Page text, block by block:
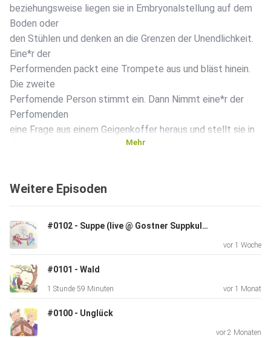
beziehungsweise liegen sie in Embryonalstellung auf dem
Boden oder
den Stühlen und denken an die Grenzen der Unendlichkeit.
Eine*r der
Performenden packt eine Trompete aus und bläst hinein.
Die zweite
Perfomende Person stimmt ein. Dann Nimmt eine*r der
Perfomenden
eine Frage aus einem Geigenkoffer heraus und stellt sie in
Nirvana. Om Euer Pappy, der Redaktionspagey Die
Bastian Kienitz - David Telgin - Matt S. Bakausky - Andreas
Prucker
- Christian Knieps - Jasper Nicolaisen Die Sprecher:innen -
Katrin
"Ohneh" Rauch - Hannes „HannaHerzfehlt“ Göldner - Ella:r
Mehr
Weitere Episoden
#0102 - Suppe (live @ Gostner Suppkultur)
vor 1 Woche
#0101 - Wald
1 Stunde 59 Minuten vor 1 Monat
#0100 - Unglück
vor 2 Monaten